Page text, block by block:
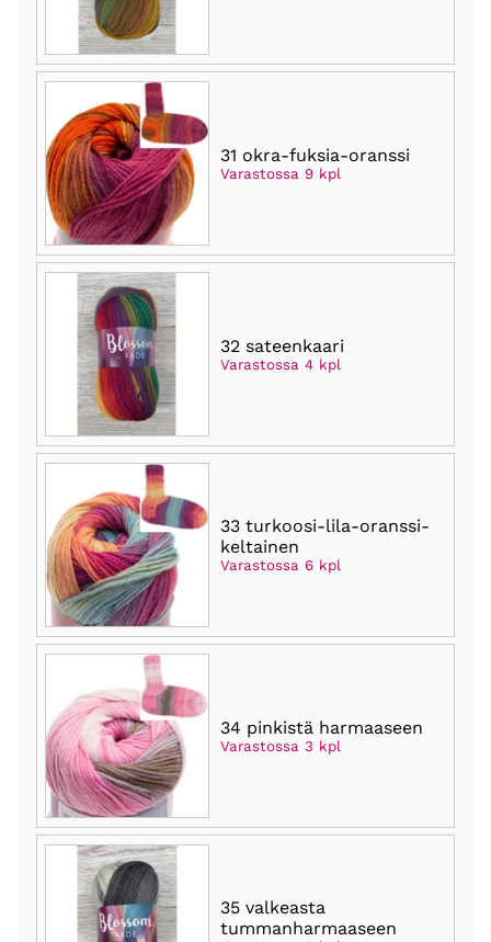
31 okra-fuksia-oranssi
Varastossa 9 kpl
32 sateenkaari
Varastossa 4 kpl
33 turkoosi-lila-oranssi-
keltainen
Varastossa 6 kpl
34 pinkistä harmaaseen
Varastossa 3 kpl
35 valkeasta
tummanharmaaseen